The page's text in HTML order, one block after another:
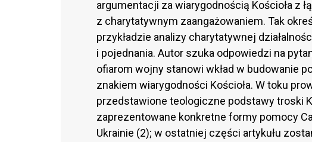
argumentacji za wiarygodnością Kościoła z
z charytatywnym zaangażowaniem. Tak
przykładzie analizy charytatywnej
i pojednania. Autor szuka odpowiedzi na
ofiarom wojny stanowi wkład w budowanie
znakiem wiarygodności Kościoła. W toku
przedstawione teologiczne podstawy troski
zaprezentowane konkretne formy pomocy
Ukrainie (2); w ostatniej części artykułu